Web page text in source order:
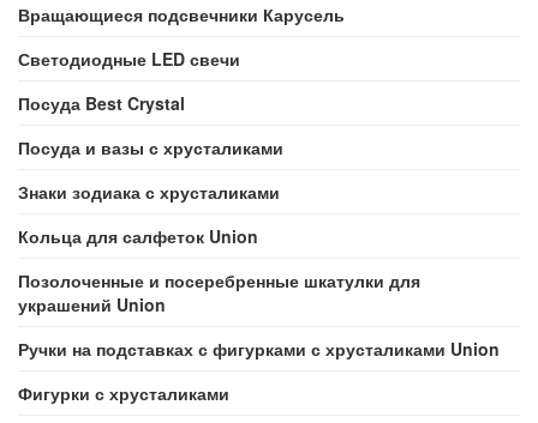
Вращающиеся подсвечники Карусель
Светодиодные LED свечи
Посуда Best Crystal
Посуда и вазы с хрусталиками
Знаки зодиака с хрусталиками
Кольца для салфеток Union
Позолоченные и посеребренные шкатулки для
украшений Union
Ручки на подставках с фигурками с хрусталиками Union
Фигурки с хрусталиками